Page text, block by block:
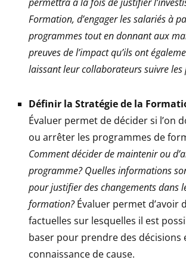
Formation, d’engager les salariés à
programmes tout en donnant aux
preuves de l’impact qu’ils ont
laissant leur collaborateurs suivre les
Définir la Stratégie de la
Évaluer permet de décider si l’on
ou arrêter les programmes de
Comment décider de maintenir ou
programme? Quelles informations
pour justifier des changements dans
formation?Évaluer permet d’avoir
factuelles sur lesquelles il est
baser pour prendre des décisions
connaissance de cause.